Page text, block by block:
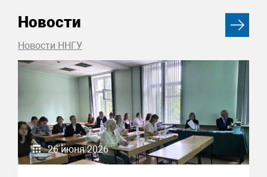
Новости
Новости ННГУ
26 июня 2026